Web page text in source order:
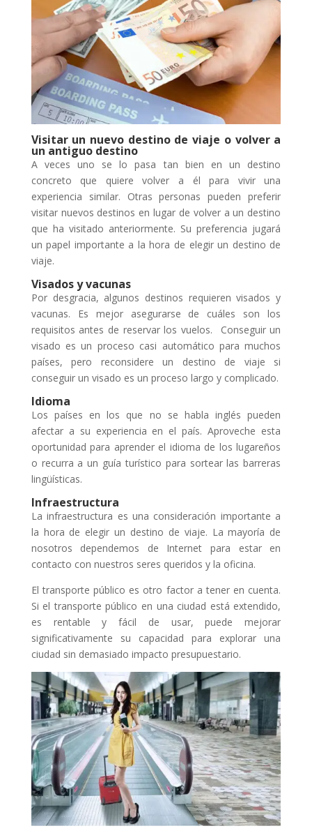
Visitar un nuevo destino de viaje o volver a
un antiguo destino
A veces uno se lo pasa tan bien en un destino
concreto que quiere volver a él para vivir una
experiencia similar. Otras personas pueden preferir
visitar nuevos destinos en lugar de volver a un destino
que ha visitado anteriormente. Su preferencia jugará
un papel importante a la hora de elegir un destino de
viaje.
Visados y vacunas
Por desgracia, algunos destinos requieren visados y
vacunas. Es mejor asegurarse de cuáles son los
requisitos antes de reservar los vuelos. Conseguir un
visado es un proceso casi automático para muchos
países, pero reconsidere un destino de viaje si
conseguir un visado es un proceso largo y complicado.
Idioma
Los países en los que no se habla inglés pueden
afectar a su experiencia en el país. Aproveche esta
oportunidad para aprender el idioma de los lugareños
o recurra a un guía turístico para sortear las barreras
lingüísticas.
Infraestructura
La infraestructura es una consideración importante a
la hora de elegir un destino de viaje. La mayoría de
nosotros dependemos de Internet para estar en
contacto con nuestros seres queridos y la oficina.
El transporte público es otro factor a tener en cuenta.
Si el transporte público en una ciudad está extendido,
es rentable y fácil de usar, puede mejorar
significativamente su capacidad para explorar una
ciudad sin demasiado impacto presupuestario.